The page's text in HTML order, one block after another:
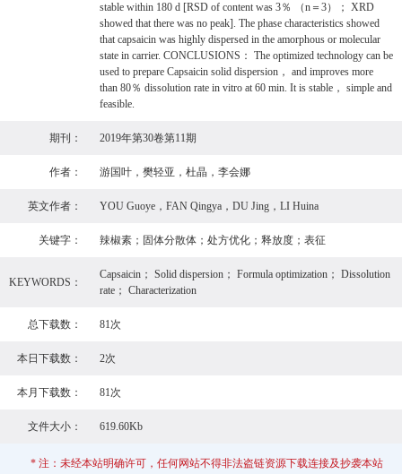
stable within 180 d [RSD of content was 3％ （n＝3）； XRD
showed that there was no peak]. The phase characteristics showed
that capsaicin was highly dispersed in the amorphous or molecular
state in carrier. CONCLUSIONS： The optimized technology can be
used to prepare Capsaicin solid dispersion， and improves more
than 80％ dissolution rate in vitro at 60 min. It is stable， simple and
feasible.
期刊： 2019年第30卷第11期
作者： 游国叶，樊轻亚，杜晶，李会娜
英文作者： YOU Guoye，FAN Qingya，DU Jing，LI Huina
关键字： 辣椒素；固体分散体；处方优化；释放度；表征
KEYWORDS：
Capsaicin； Solid dispersion； Formula optimization； Dissolution
rate； Characterization
总下载数： 81次
本日下载数： 2次
本月下载数： 81次
文件大小： 619.60Kb
* 注：未经本站明确许可，任何网站不得非法盗链资源下载连接及抄袭本站